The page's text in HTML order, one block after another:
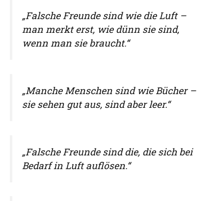
„Falsche Freunde sind wie die Luft –
man merkt erst, wie dünn sie sind,
wenn man sie braucht.“
„Manche Menschen sind wie Bücher –
sie sehen gut aus, sind aber leer.“
„Falsche Freunde sind die, die sich bei
Bedarf in Luft auflösen.“